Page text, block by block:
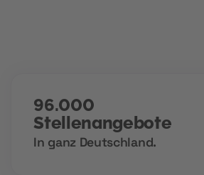
96.000
Stellenangebote
In ganz Deutschland.